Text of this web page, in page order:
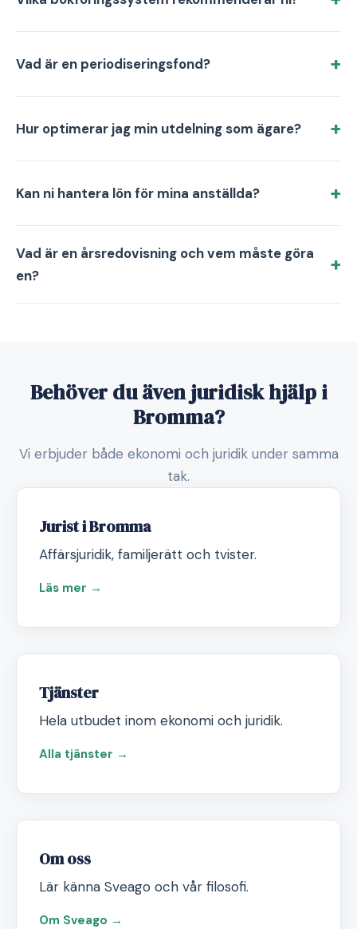
Vad är en periodiseringsfond?
Hur optimerar jag min utdelning som ägare?
Kan ni hantera lön för mina anställda?
Vad är en årsredovisning och vem måste göra
en?
Behöver du även juridisk hjälp i
Bromma?
Vi erbjuder både ekonomi och juridik under samma
tak.
Jurist i Bromma
Affärsjuridik, familjerätt och tvister.
Läs mer →
Tjänster
Hela utbudet inom ekonomi och juridik.
Alla tjänster →
Om oss
Lär känna Sveago och vår filosofi.
Om Sveago →